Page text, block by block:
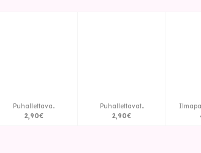
Puhallettava..
2,90€
Puhallettavat..
2,90€